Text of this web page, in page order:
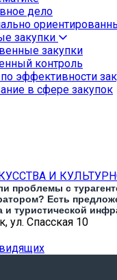
дело
закупки
закупки
контроль
эффективности
в сфере закупок
И
проблемы с
Есть
и туристической
об этом
ул. Спасская 10